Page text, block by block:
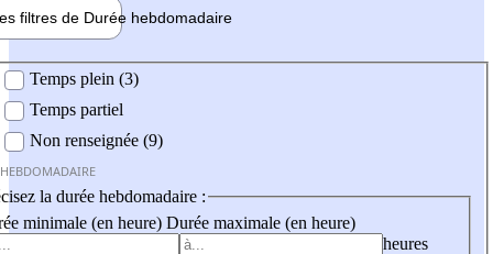
filtres de Durée hebdomadaire
Temps plein (3)
Temps partiel
Non renseignée (9)
la durée hebdomadaire :
minimale (en heure) Durée maximale (en heure)
heures